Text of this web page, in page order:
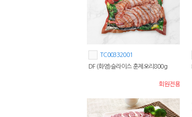
TC00332001
DF (화영)슬라이스 훈제오리800g
회원전용